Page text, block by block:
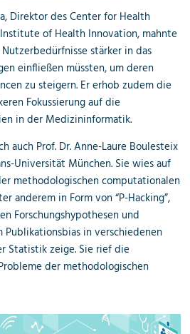
Direktor des Center for Health
of Health Innovation, mahnte
stärker in das
einfließen müssten, um deren
zu steigern. Er erhob zudem die
Fokussierung auf die
in der Medizininformatik.
auch Prof. Dr. Anne-Laure Boulesteix
Universität München. Sie wies auf
methodologischen computationalen
anderem in Form von “P-Hacking”,
Forschungshypothesen und
Publikationsbias in verschiedenen
Statistik zeige. Sie rief die
der methodologischen